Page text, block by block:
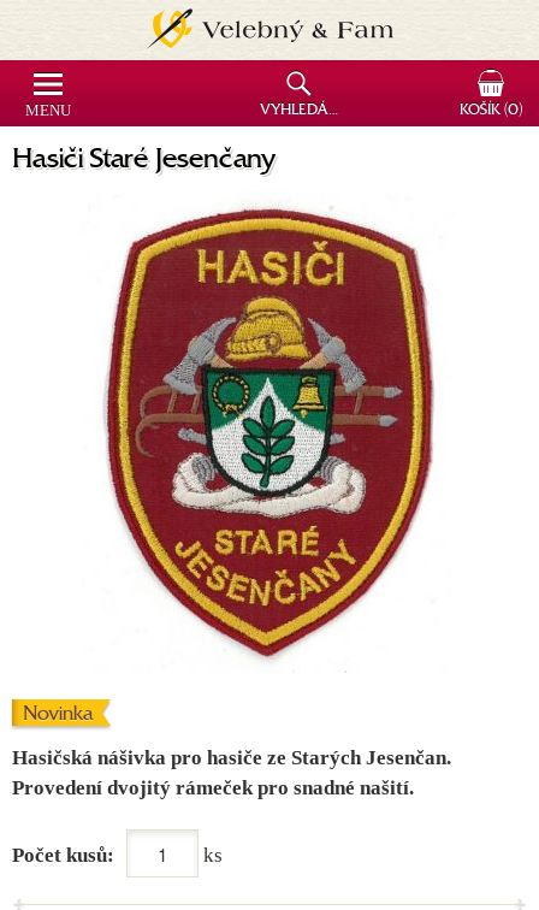
Hasiči Staré Jesenčany
Novinka
Hasičská nášivka pro hasiče ze Starých Jesenčan.
Provedení dvojitý rámeček pro snadné našití.
Počet kusů: ks
MENU VYHLEDÁVÁNÍ KOŠÍK(0)